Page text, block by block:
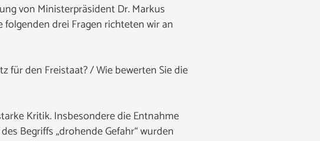
von Ministerpräsident Dr. Markus
folgenden drei Fragen richteten wir an
für den Freistaat? / Wie bewerten Sie die
Kritik. Insbesondere die Entnahme
Begriffs „drohende Gefahr“ wurden